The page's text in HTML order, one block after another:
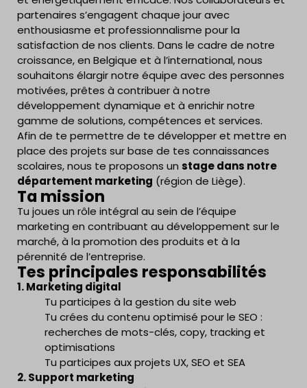
partenaires s’engagent chaque jour avec
enthousiasme et professionnalisme pour la
satisfaction de nos clients. Dans le cadre de notre
croissance, en Belgique et à l’international, nous
souhaitons élargir notre équipe avec des personnes
motivées, prêtes à contribuer à notre
développement dynamique et à enrichir notre
gamme de solutions, compétences et services.
Afin de te permettre de te développer et mettre en
place des projets sur base de tes connaissances
scolaires, nous te proposons un stage dans notre
département marketing (région de Liège).
Ta mission
Tu joues un rôle intégral au sein de l’équipe
marketing en contribuant au développement sur le
marché, à la promotion des produits et à la
pérennité de l’entreprise.
Tes principales responsabilités
1. Marketing digital
Tu participes à la gestion du site web
Tu crées du contenu optimisé pour le SEO :
recherches de mots-clés, copy, tracking et
optimisations
Tu participes aux projets UX, SEO et SEA
2. Support marketing